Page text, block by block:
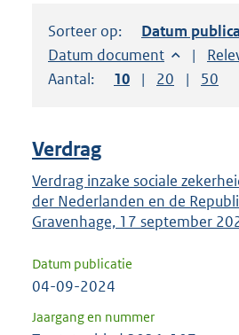
Druk
om
ENTER
keuze
bevestigen.
Sorteer op: Sorteer op:
Datum
Sorteer op:
Datum document
Aantal:
Toon
10 resultaten per
Toon
20 Toon
50
Verdrag
Verdrag inzake sociale
der Nederlanden en de
Gravenhage, 17 september
Datum publicatie
04-09-2024
Jaargang en nummer